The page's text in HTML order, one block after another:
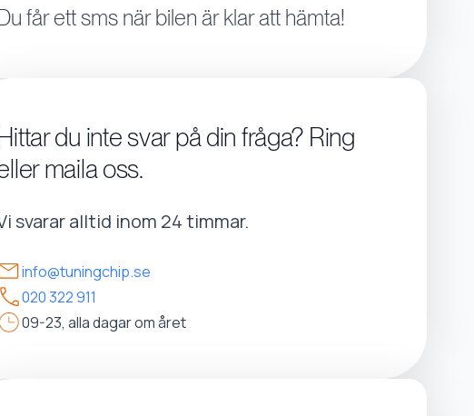
får ett sms när bilen är klar att hämta!
du inte svar på din fråga? Ring
maila oss.
svarar alltid inom 24 timmar.
info@tuningchip.se
020 322 911
09-23, alla dagar om året